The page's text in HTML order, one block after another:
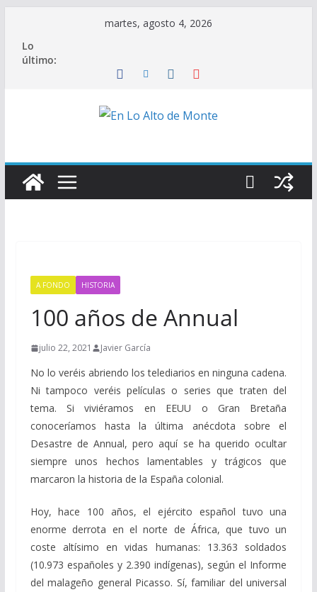
contenido
martes, agosto 4, 2026
Lo
último:
A FONDO HISTORIA
100 años de Annual
julio 22, 2021 Javier García
No lo veréis abriendo los telediarios en ninguna cadena.
Ni tampoco veréis películas o series que traten del
tema. Si viviéramos en EEUU o Gran Bretaña
conoceríamos hasta la última anécdota sobre el
Desastre de Annual, pero aquí se ha querido ocultar
siempre unos hechos lamentables y trágicos que
marcaron la historia de la España colonial.
Hoy, hace 100 años, el ejército español tuvo una
enorme derrota en el norte de África, que tuvo un
coste altísimo en vidas humanas: 13.363 soldados
(10.973 españoles y 2.390 indígenas), según el Informe
del malageño general Picasso. Sí, familiar del universal